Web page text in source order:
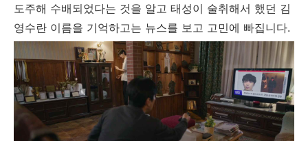
도주해 수배되었다는 것을 알고 태성이 술취해서 했던 김
영수란 이름을 기억하고는 뉴스를 보고 고민에 빠집니다.